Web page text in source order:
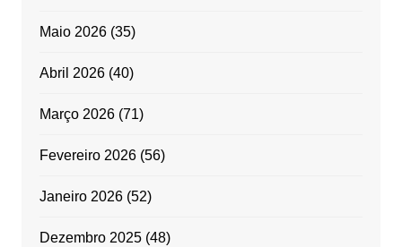
Maio 2026(35)
Abril 2026(40)
Março 2026(71)
Fevereiro 2026(56)
Janeiro 2026(52)
Dezembro 2025(48)